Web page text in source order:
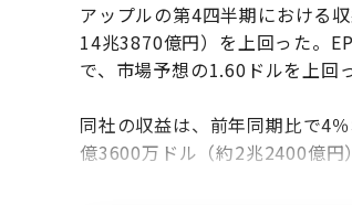
アップルの第4四半期における
14兆3870億円）を上回った。
で、市場予想の1.60ドルを上回
同社の収益は、前年同期比で4
億3600万ドル（約2兆2400億円